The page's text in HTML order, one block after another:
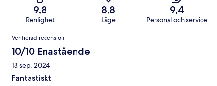
9,8
Renlighet
8,8
Läge
9,4
Personal och service
Recensioner
Verifierad recension
10/10 Enastående
18 sep. 2024
Fantastiskt